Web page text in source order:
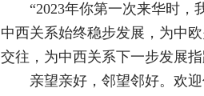
“2023年你第一次来华时
中西关系始终稳步发展，为中
交往，为中西关系下一步发展指
亲望亲好，邻望邻好。欢